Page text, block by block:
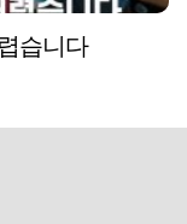
습니다